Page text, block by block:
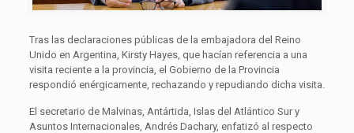
Tras las declaraciones públicas de la embajadora del Reino
Unido en Argentina, Kirsty Hayes, que hacían referencia a una
visita reciente a la provincia, el Gobierno de la Provincia
respondió enérgicamente, rechazando y repudiando dicha visita.
El secretario de Malvinas, Antártida, Islas del Atlántico Sur y
Asuntos Internacionales, Andrés Dachary, enfatizó al respecto